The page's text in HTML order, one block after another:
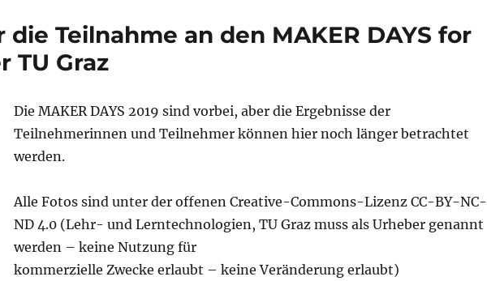
Teilnahme an den MAKER DAYS for
TU Graz
Die MAKER DAYS 2019 sind vorbei, aber die Ergebnisse der
Teilnehmerinnen und Teilnehmer können hier noch länger betrachtet
werden.
Alle Fotos sind unter der offenen Creative-Commons-Lizenz CC-BY-NC-
ND 4.0 (Lehr- und Lerntechnologien, TU Graz muss als Urheber genannt
werden – keine Nutzung für
kommerzielle Zwecke erlaubt – keine Veränderung erlaubt)